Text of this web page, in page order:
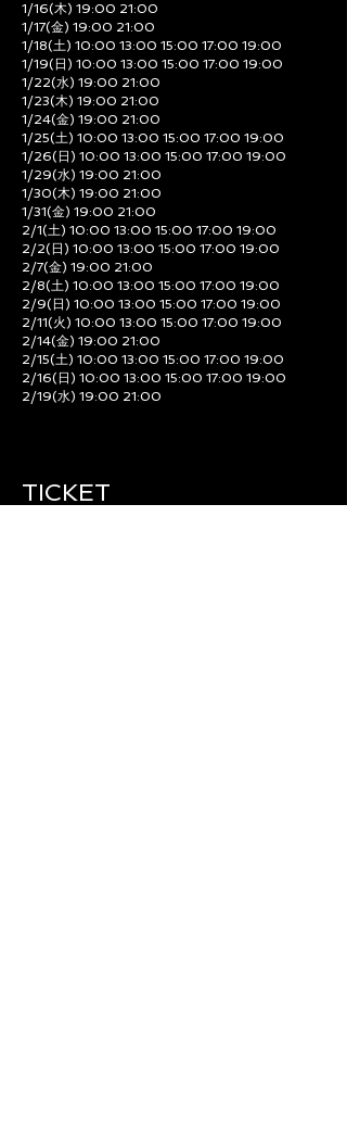
1/16(木) 19:00 21:00
1/17(金) 19:00 21:00
1/18(土) 10:00 13:00 15:00 17:00 19:00
1/19(日) 10:00 13:00 15:00 17:00 19:00
1/22(水) 19:00 21:00
1/23(木) 19:00 21:00
1/24(金) 19:00 21:00
1/25(土) 10:00 13:00 15:00 17:00 19:00
1/26(日) 10:00 13:00 15:00 17:00 19:00
1/29(水) 19:00 21:00
1/30(木) 19:00 21:00
1/31(金) 19:00 21:00
2/1(土) 10:00 13:00 15:00 17:00 19:00
2/2(日) 10:00 13:00 15:00 17:00 19:00
2/7(金) 19:00 21:00
2/8(土) 10:00 13:00 15:00 17:00 19:00
2/9(日) 10:00 13:00 15:00 17:00 19:00
2/11(火) 10:00 13:00 15:00 17:00 19:00
2/14(金) 19:00 21:00
2/15(土) 10:00 13:00 15:00 17:00 19:00
2/16(日) 10:00 13:00 15:00 17:00 19:00
2/19(水) 19:00 21:00
TICKET